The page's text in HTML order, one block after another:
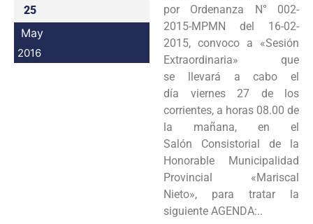
25
May
2016
por Ordenanza N° 002-
2015-MPMN del 16-02-
2015, convoco a «Sesión
Extraordinaria» que
se llevará a cabo el
día viernes 27 de los
corrientes, a horas 08.00 de
la mañana, en el
Salón Consistorial de la
Honorable Municipalidad
Provincial «Mariscal
Nieto», para tratar la
siguiente AGENDA:..